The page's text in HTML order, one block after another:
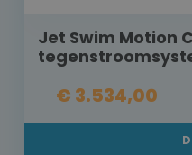
Jet Swim Motion
€ 3.534,00